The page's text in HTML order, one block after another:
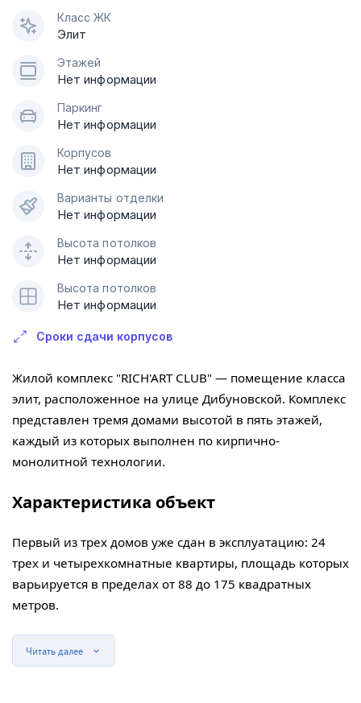
Класс ЖК
Элит
Этажей
Нет информации
Паркинг
Нет информации
Корпусов
Нет информации
Варианты отделки
Нет информации
Высота потолков
Нет информации
Высота потолков
Нет информации
Сроки сдачи корпусов
Жилой комплекс "RICH'ART CLUB" — помещение класса
элит, расположенное на улице Дибуновской. Комплекс
представлен тремя домами высотой в пять этажей,
каждый из которых выполнен по кирпично-
монолитной технологии.
Характеристика объект
Первый из трех домов уже сдан в эксплуатацию: 24
трех и четырехкомнатные квартиры, площадь которых
варьируется в пределах от 88 до 175 квадратных
метров.
Читать далее